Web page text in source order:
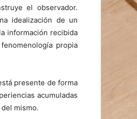
el observador.
idealización de un
información recibida
propia
presente de forma
acumuladas
mismo.